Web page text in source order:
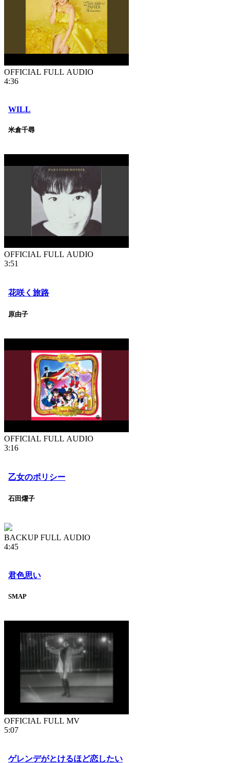
OFFICIAL FULL AUDIO
4:36
WILL
米倉千尋
OFFICIAL FULL AUDIO
3:51
花咲く旅路
原由子
OFFICIAL FULL AUDIO
3:16
乙女のポリシー
石田燿子
BACKUP FULL AUDIO
4:45
君色思い
SMAP
OFFICIAL FULL MV
5:07
ゲレンデがとけるほど恋したい